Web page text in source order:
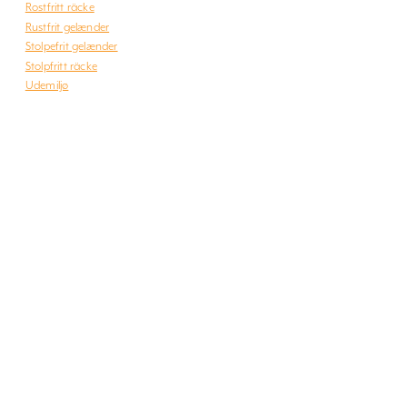
Rostfritt räcke
Rustfrit gelænder
Stolpefrit gelænder
Stolpfritt räcke
Udemiljø